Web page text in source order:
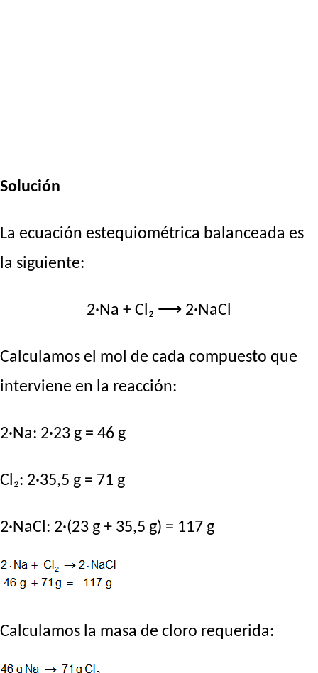
Solución
La ecuación estequiométrica balanceada es
la siguiente:
2·Na + Cl₂ ⟶ 2·NaCl
Calculamos el mol de cada compuesto que
interviene en la reacción:
2·Na: 2·23 g = 46 g
Cl₂: 2·35,5 g = 71 g
2·NaCl: 2·(23 g + 35,5 g) = 117 g
Calculamos la masa de cloro requerida: